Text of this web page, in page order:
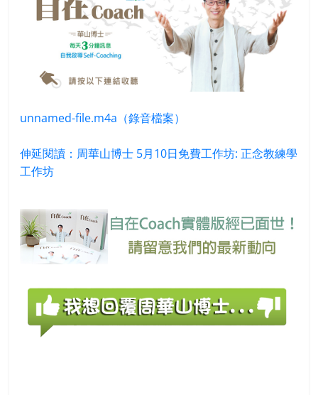
unnamed-file.m4a（錄音檔案）
伸延閱讀：周華山博士 5月10日免費工作坊: 正念教練學
工作坊